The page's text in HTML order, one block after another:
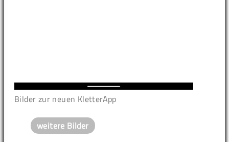
Bilder zur neuen KletterApp
weitere Bilder